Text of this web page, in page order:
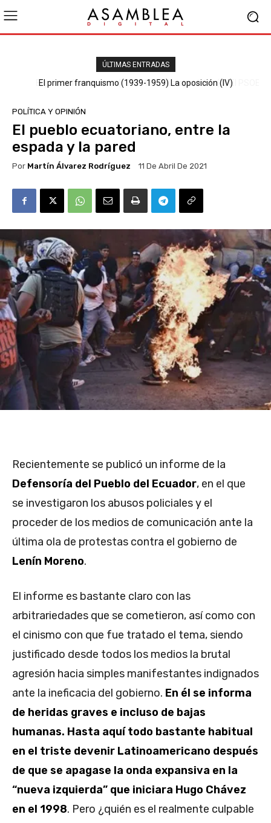
ÚLTIMAS ENTRADAS
El primer franquismo (1939-1959) La oposición (III) El PSOE
POLÍTICA Y OPINIÓN
El pueblo ecuatoriano, entre la
espada y la pared
Por Martín Álvarez Rodríguez 11 De Abril De 2021
Recientemente se publicó un informe de la
Defensoría del Pueblo del Ecuador, en el que
se investigaron los abusos policiales y el
proceder de los medios de comunicación ante la
última ola de protestas contra el gobierno de
Lenín Moreno.
El informe es bastante claro con las
arbitrariedades que se cometieron, así como con
el cinismo con que fue tratado el tema, siendo
justificado desde todos los medios la brutal
agresión hacia simples manifestantes indignados
ante la ineficacia del gobierno. En él se informa
de heridas graves e incluso de bajas
humanas. Hasta aquí todo bastante habitual
en el triste devenir Latinoamericano después
de que se apagase la onda expansiva en la
“nueva izquierda” que iniciara Hugo Chávez
en el 1998. Pero ¿quién es el realmente culpable